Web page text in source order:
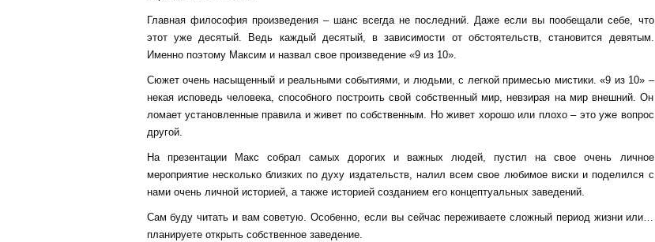
Главная философия произведения – шанс всегда не последний. Даже если вы пообещали себе, что
этот уже десятый. Ведь каждый десятый, в зависимости от обстоятельств, становится девятым.
Именно поэтому Максим и назвал свое произведение «9 из 10».
Сюжет очень насыщенный и реальными событиями, и людьми, с легкой примесью мистики. «9 из 10» –
некая исповедь человека, способного построить свой собственный мир, невзирая на мир внешний. Он
ломает установленные правила и живет по собственным. Но живет хорошо или плохо – это уже вопрос
другой.
На презентации Макс собрал самых дорогих и важных людей, пустил на свое очень личное
мероприятие несколько близких по духу издательств, налил всем свое любимое виски и поделился с
нами очень личной историей, а также историей созданием его концептуальных заведений.
Сам буду читать и вам советую. Особенно, если вы сейчас переживаете сложный период жизни или…
планируете открыть собственное заведение.